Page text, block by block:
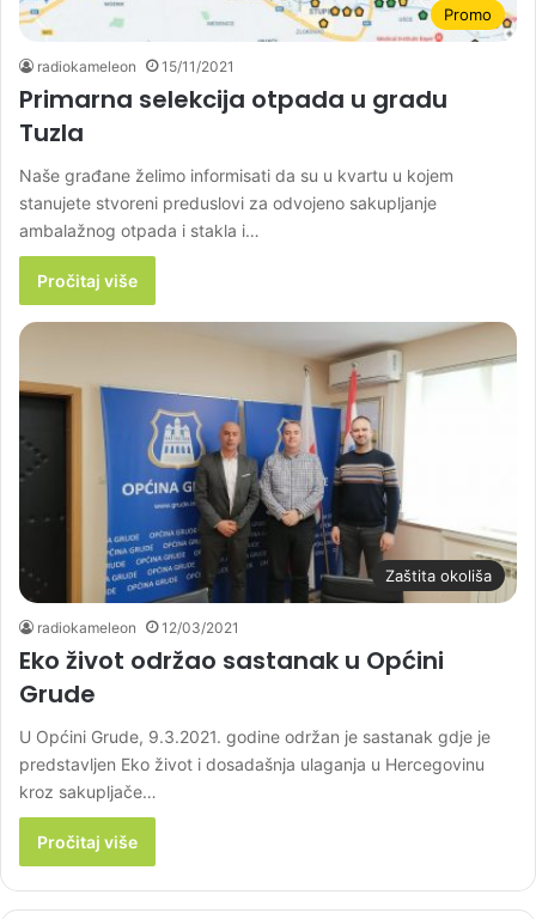
Promo
radiokameleon 15/11/2021
Primarna selekcija otpada u gradu
Tuzla
Naše građane želimo informisati da su u kvartu u kojem
stanujete stvoreni preduslovi za odvojeno sakupljanje
ambalažnog otpada i stakla i…
Pročitaj više
Zaštita okoliša
radiokameleon 12/03/2021
Eko život održao sastanak u Općini
Grude
U Općini Grude, 9.3.2021. godine održan je sastanak gdje je
predstavljen Eko život i dosadašnja ulaganja u Hercegovinu
kroz sakupljače…
Pročitaj više